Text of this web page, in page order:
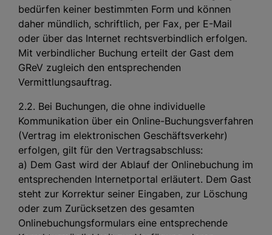
bedürfen keiner bestimmten Form und können
daher mündlich, schriftlich, per Fax, per E-Mail
oder über das Internet rechtsverbindlich erfolgen.
Mit verbindlicher Buchung erteilt der Gast dem
GReV zugleich den entsprechenden
Vermittlungsauftrag.
2.2. Bei Buchungen, die ohne individuelle
Kommunikation über ein Online-Buchungsverfahren
(Vertrag im elektronischen Geschäftsverkehr)
erfolgen, gilt für den Vertragsabschluss:
a) Dem Gast wird der Ablauf der Onlinebuchung im
entsprechenden Internetportal erläutert. Dem Gast
steht zur Korrektur seiner Eingaben, zur Löschung
oder zum Zurücksetzen des gesamten
Onlinebuchungsformulars eine entsprechende